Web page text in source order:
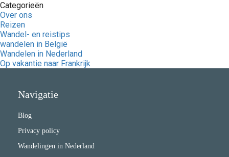
Categorieën
Over ons
Reizen
Wandel- en reistips
wandelen in België
Wandelen in Nederland
Op vakantie naar Frankrijk
Navigatie
Blog
Privacy policy
Wandelingen in Nederland